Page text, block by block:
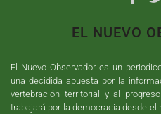
EL NUEVO
El Nuevo Observador es un
una decidida apuesta por la
vertebración territorial y al
trabajará por la democracia desde el